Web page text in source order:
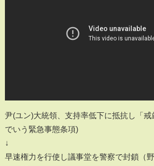
尹(ユン)大統領、支持率低下に抵抗し「戒
でいう緊急事態条項)
↓
早速権力を行使し議事堂を警察で封鎖（